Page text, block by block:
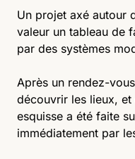
Un projet axé autour
valeur un tableau de
par des systèmes
Après un rendez-
découvrir les lieux, et
esquisse a été faite
immédiatement par